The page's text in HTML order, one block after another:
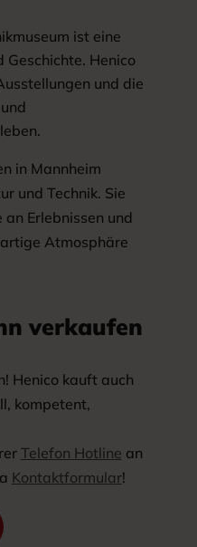
ist eine
Geschichte. Henico
und die
in Mannheim
und Technik. Sie
Erlebnissen und
Atmosphäre
verkaufen
Henico kauft auch
kompetent,
Telefon Hotline an
Kontaktformular!